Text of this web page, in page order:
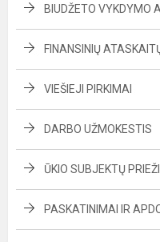
BIUDŽETO VYKDYMO
FINANSINIŲ
VIEŠIEJI PIRKIMAI
DARBO UŽMOKESTIS
ŪKIO SUBJEKTŲ
PASKATINIMAI IR